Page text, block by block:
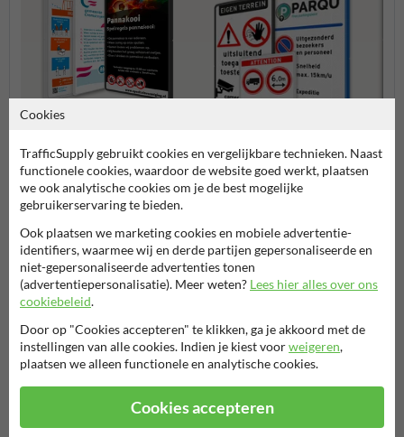
Spel- en huisregelborden
Entree- en toegangsborden
Eigen terrein borden
Stel je vraag aan Hondenpoepbord.nl
Naam*
Bedrijfsnaam
Cookies
TrafficSupply gebruikt cookies en vergelijkbare technieken. Naast
functionele cookies, waardoor de website goed werkt, plaatsen
we ook analytische cookies om je de best mogelijke
gebruikerservaring te bieden.
Ook plaatsen we marketing cookies en mobiele advertentie-
identifiers, waarmee wij en derde partijen gepersonaliseerde en
niet-gepersonaliseerde advertenties tonen
(advertentiepersonalisatie). Meer weten? Lees hier alles over ons
cookiebeleid.
Door op "Cookies accepteren" te klikken, ga je akkoord met de
instellingen van alle cookies. Indien je kiest voorweigeren,
plaatsen we alleen functionele en analytische cookies.
Cookies accepteren